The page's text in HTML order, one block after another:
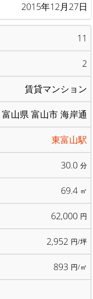
2015年12月27日
11
2
賃貸マンション
富山県 富山市 海岸通
東富山駅
30.0 分
69.4 ㎡
62,000 円
2,952 円/坪
893 円/㎡